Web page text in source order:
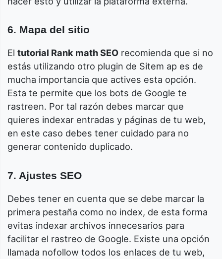
6. Mapa del sitio
El tutorial Rank math SEO recomienda que si no
estás utilizando otro plugin de Sitem ap es de
mucha importancia que actives esta opción.
Esta te permite que los bots de Google te
rastreen. Por tal razón debes marcar que
quieres indexar entradas y páginas de tu web,
en este caso debes tener cuidado para no
generar contenido duplicado.
7. Ajustes SEO
Debes tener en cuenta que se debe marcar la
primera pestaña como no index, de esta forma
evitas indexar archivos innecesarios para
facilitar el rastreo de Google. Existe una opción
llamada nofollow todos los enlaces de tu web,